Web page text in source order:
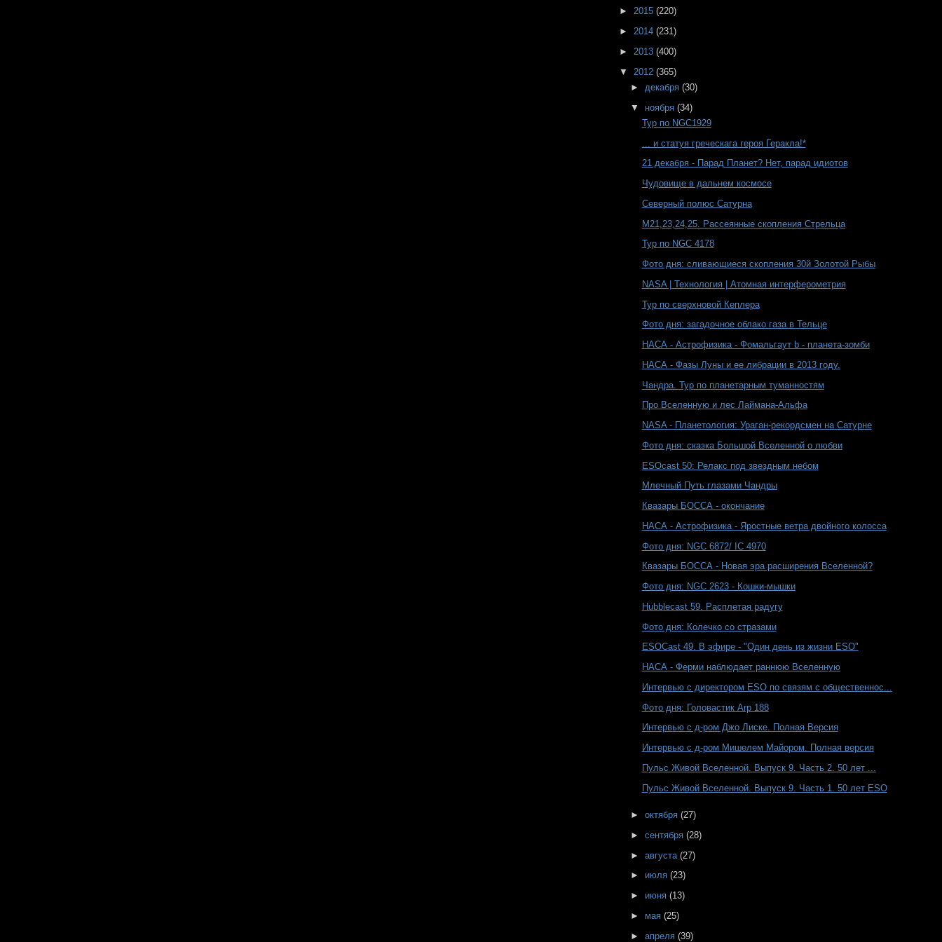
►2015(220)
►2014(231)
► 2013(400)
▼ 2012(365)
► декабря (30)
▼ ноября (34)
Тур по NGC1929
... и статуя греческага героя Геракла!*
21 декабря - Парад Планет? Нет, парад идиотов
Чудовище в дальнем космосе
Северный полюс Сатурна
M21,23,24,25. Рассеянные скопления Стрельца
Тур по NGC 4178
Фото дня: сливающиеся скопления 30й Золотой Рыбы
NASA | Технология | Атомная интерферометрия
Тур по сверхновой Кеплера
Фото дня: загадочное облако газа в Тельце
НАСА - Астрофизика - Фомальгаут b - планета-зомби
НАСА - Фазы Луны и ее либрации в 2013 году.
Чандра. Тур по планетарным туманностям
Про Вселенную и лес Лаймана-Альфа
NASA - Планетология: Ураган-рекордсмен на Сатурне
Фото дня: сказка Большой Вселенной о любви
ESOcast 50: Релакс под звездным небом
Млечный Путь глазами Чандры
Квазары БОССА - окончание
НАСА - Астрофизика - Яростные ветра двойного колосса
Фото дня: NGC 6872/ IC 4970
Квазары БОССА - Новая эра расширения Вселенной?
Фото дня: NGC 2623 - Кошки-мышки
Hubblecast 59. Расплетая радугу
Фото дня: Колечко со стразами
ESOCast 49. В эфире - "Один день из жизни ESO"
НАСА - Ферми наблюдает раннюю Вселенную
Интервью с директором ESO по связям с общественнос...
Фото дня: Головастик Arp 188
Интервью с д-ром Джо Лиске. Полная Версия
Интервью с д-ром Мишелем Майором. Полная версия
Пульс Живой Вселенной. Выпуск 9. Часть 2. 50 лет ...
Пульс Живой Вселенной. Выпуск 9. Часть 1. 50 лет ESO
► октября (27)
► сентября (28)
► августа (27)
► июля (23)
► июня (13)
► мая (25)
► апреля (39)